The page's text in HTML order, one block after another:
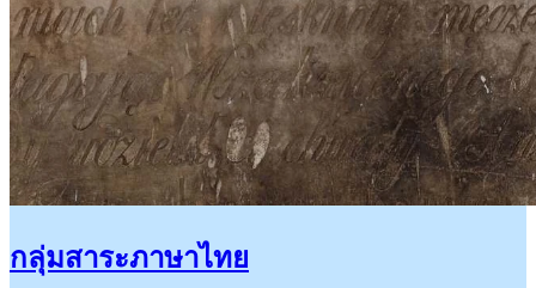
กลุ่มสาระภาษาไทย